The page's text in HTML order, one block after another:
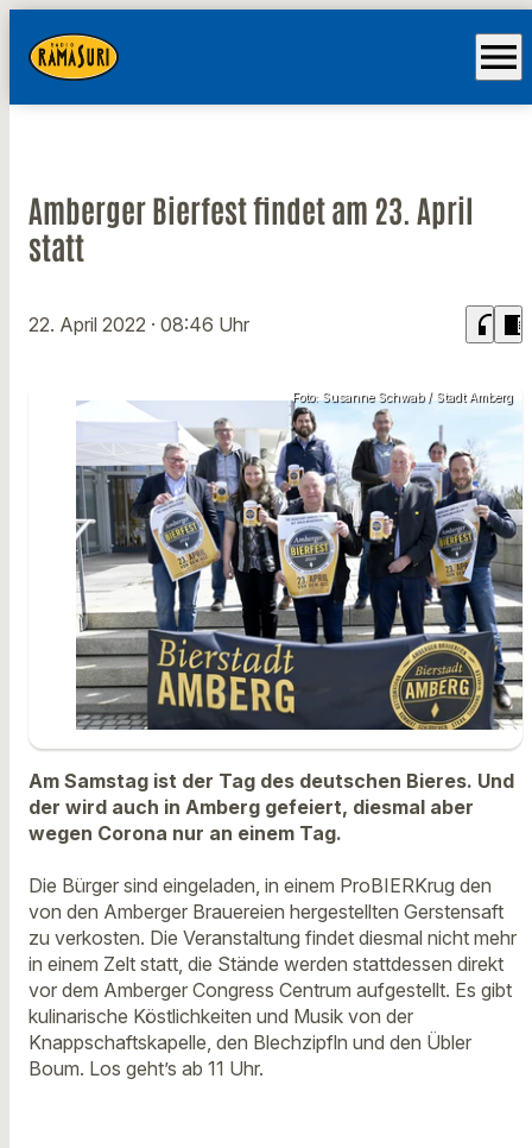
menu
Amberger Bierfest findet am 23. April
statt
22. April 2022 · 08:46 Uhr headphones chrome_reader_mode
Foto: Susanne Schwab / Stadt Amberg
Am Samstag ist der Tag des deutschen Bieres. Und
der wird auch in Amberg gefeiert, diesmal aber
wegen Corona nur an einem Tag.
Die Bürger sind eingeladen, in einem ProBIERKrug den
von den Amberger Brauereien hergestellten Gerstensaft
zu verkosten. Die Veranstaltung findet diesmal nicht mehr
in einem Zelt statt, die Stände werden stattdessen direkt
vor dem Amberger Congress Centrum aufgestellt. Es gibt
kulinarische Köstlichkeiten und Musik von der
Knappschaftskapelle, den Blechzipfln und den Übler
Boum. Los geht’s ab 11 Uhr.